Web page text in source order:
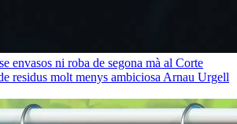
envasos ni roba de segona mà al Corte
residus molt menys ambiciosa Arnau Urgell